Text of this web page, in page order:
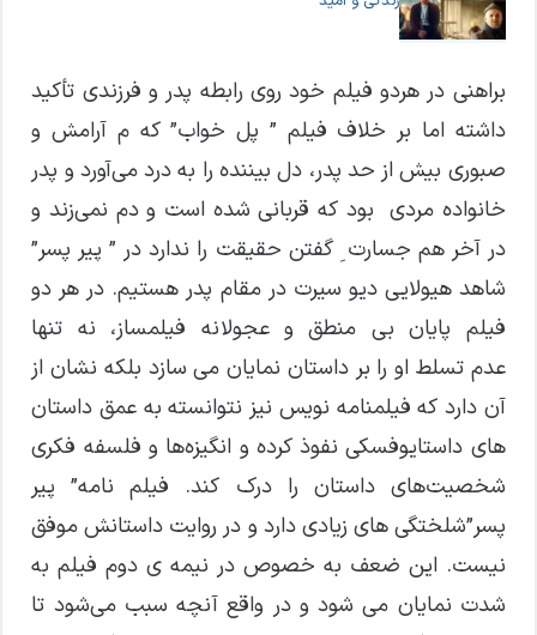
براهنی در هردو فیلم خود روی رابطه پدر و فرزندی تأکید
داشته اما بر خلاف فیلم ” پل خواب” که م آرامش و
صبوری بیش از حد پدر، دل بیننده را به درد می‌آورد و پدر
خانواده مردی بود که قربانی شده است و دم نمی‌زند و
در آخر هم جسارت ِ گفتن حقیقت را ندارد در ” پیر پسر”
شاهد هیولایی دیو سیرت در مقام پدر هستیم. در هر دو
فیلم پایان بی منطق و عجولانه فیلمساز، نه تنها
عدم تسلط او را بر داستان نمایان می سازد بلکه نشان از
آن دارد که فیلمنامه نویس نیز نتوانسته به عمق داستان
های داستایوفسکی نفوذ کرده و انگیزه‌ها و فلسفه فکری
شخصیت‌های داستان را درک کند. فیلم نامه” پیر
پسر”شلختگی های زیادی دارد و در روایت داستانش موفق
نیست. این ضعف به خصوص در نیمه ی دوم فیلم به
شدت نمایان می شود و در واقع آنچه سبب می‌شود تا